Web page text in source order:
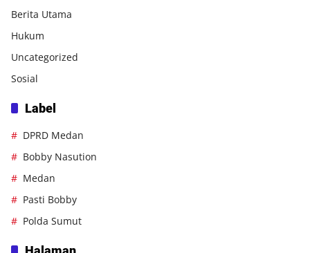
Berita Utama
Hukum
Uncategorized
Sosial
Label
DPRD Medan
Bobby Nasution
Medan
Pasti Bobby
Polda Sumut